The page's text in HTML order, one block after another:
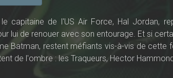
capitaine de l'US Air Force, Hal Jordan,
lui de renouer avec son entourage. Et si
Batman, restent méfiants vis-à-vis de cette
de l'ombre : les Traqueurs, Hector